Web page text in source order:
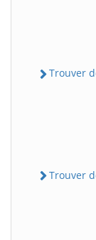
Trouver
Trouver